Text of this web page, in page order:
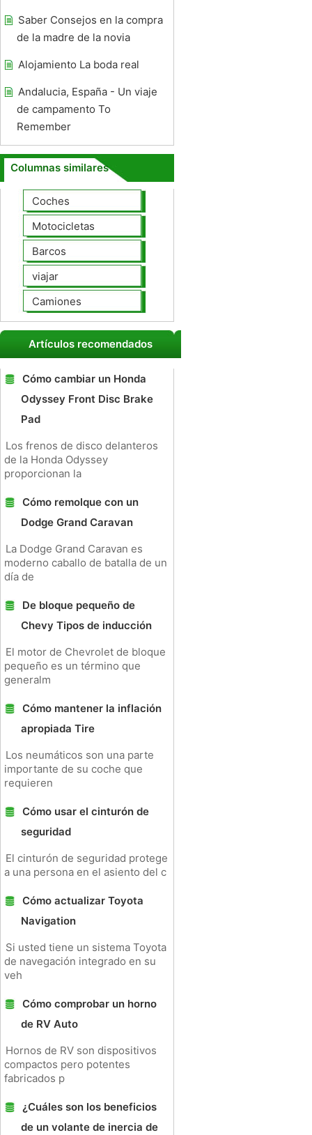
Saber Consejos en la compra
de la madre de la novia
Alojamiento La boda real
Andalucia, España - Un viaje
de campamento To
Remember
Columnas similares
Coches
Motocicletas
Barcos
viajar
Camiones
Artículos recomendados
Cómo cambiar un Honda
Odyssey Front Disc Brake
Pad
Los frenos de disco delanteros
de la Honda Odyssey
proporcionan la
Cómo remolque con un
Dodge Grand Caravan
La Dodge Grand Caravan es
moderno caballo de batalla de un
día de
De bloque pequeño de
Chevy Tipos de inducción
El motor de Chevrolet de bloque
pequeño es un término que
generalm
Cómo mantener la inflación
apropiada Tire
Los neumáticos son una parte
importante de su coche que
requieren
Cómo usar el cinturón de
seguridad
El cinturón de seguridad protege
a una persona en el asiento del c
Cómo actualizar Toyota
Navigation
Si usted tiene un sistema Toyota
de navegación integrado en su
veh
Cómo comprobar un horno
de RV Auto
Hornos de RV son dispositivos
compactos pero potentes
fabricados p
¿Cuáles son los beneficios
de un volante de inercia de